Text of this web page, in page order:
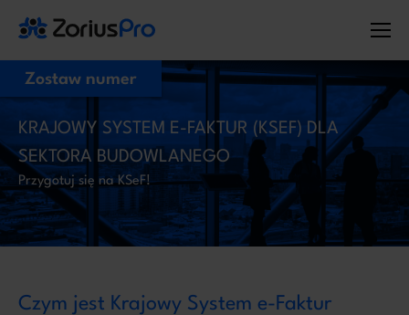
Zostaw Swój numer telefonu,
zadzwonimy niezwłocznie!
Proszę o kontakt
Administratorem Twoich danych osobowych jest ZoriusPro Sp. z o.o. Dane
podane w formularzu przetwarzamy w celu obsługi Twojej wiadomości i
Zostaw numer
KRAJOWY SYSTEM E-FAKTUR (KSEF) DLA
SEKTORA BUDOWLANEGO
Przygotuj się na KSeF!
Czym jest Krajowy System e-Faktur